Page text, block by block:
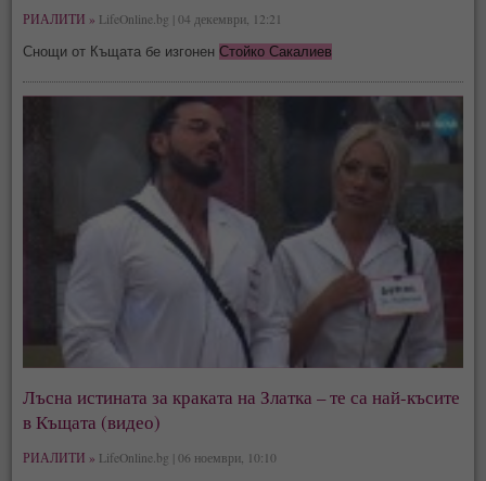
РИАЛИТИ » LifeOnline.bg | 04 декември, 12:21
Снощи от Къщата бе изгоненСтойко Сакалиев
Лъсна истината за краката на Златка – те са най-късите
в Къщата (видео)
РИАЛИТИ » LifeOnline.bg | 06 ноември, 10:10